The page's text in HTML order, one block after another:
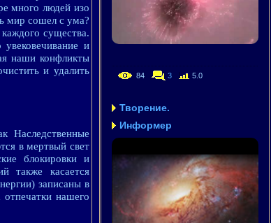
много людей изо
мир сошел с ума?
существа.
и
наши конфликты
и удалить
Наследственные
в мертвый свет
блокировки и
также касается
записаны в
нашего
84 3 5.0
Творение.
Информер